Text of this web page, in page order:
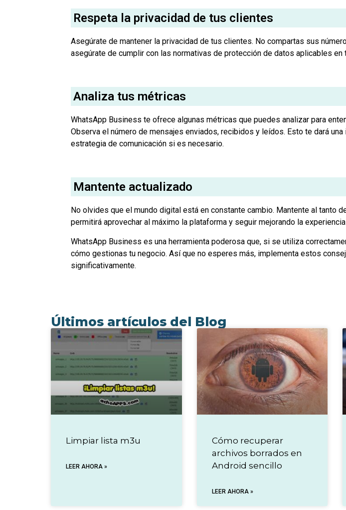
Respeta la privacidad de tus clientes
Asegúrate de mantener la privacidad de tus clientes. No compartas sus
asegúrate de cumplir con las normativas de protección de datos aplicables en
Analiza tus métricas
WhatsApp Business te ofrece algunas métricas que puedes analizar para
Observa el número de mensajes enviados, recibidos y leídos. Esto te dará
estrategia de comunicación si es necesario.
Mantente actualizado
No olvides que el mundo digital está en constante cambio. Mantente al tanto
permitirá aprovechar al máximo la plataforma y seguir mejorando la
WhatsApp Business es una herramienta poderosa que, si se utiliza
cómo gestionas tu negocio. Así que no esperes más, implementa estos
significativamente.
Últimos artículos del Blog
Limpiar lista m3u
LEER AHORA »
Cómo recuperar
archivos borrados en
Android sencillo
LEER AHORA »